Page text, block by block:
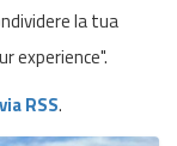
la tua
experience".
via RSS.